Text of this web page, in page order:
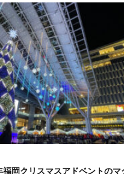
福岡クリスマスアドベントのマ